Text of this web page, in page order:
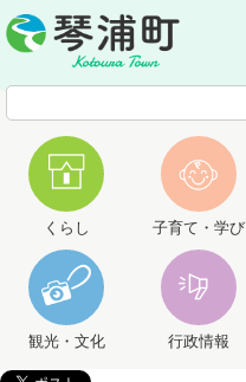
くらし 子育て・学び
観光・文化 行政情報